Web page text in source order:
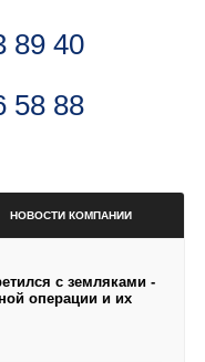
89 40
58 88
НОВОСТИ КОМПАНИИ
с земляками -
операции и их